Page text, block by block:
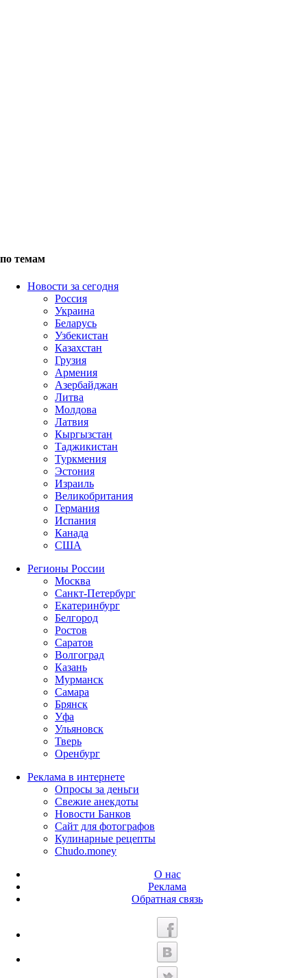
по темам
Новости за сегодня
Россия
Украина
Беларусь
Узбекистан
Казахстан
Грузия
Армения
Азербайджан
Литва
Молдова
Латвия
Кыргызстан
Таджикистан
Туркмения
Эстония
Израиль
Великобритания
Германия
Испания
Канада
США
Регионы России
Москва
Санкт-Петербург
Екатеринбург
Белгород
Ростов
Саратов
Волгоград
Казань
Мурманск
Самара
Брянск
Уфа
Ульяновск
Тверь
Оренбург
Реклама в интернете
Опросы за деньги
Свежие анекдоты
Новости Банков
Сайт для фотографов
Кулинарные рецепты
Chudo.money
О нас
Реклама
Обратная связь